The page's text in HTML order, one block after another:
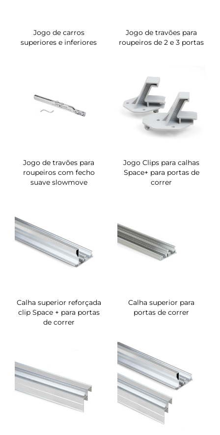
Jogo de carros
superiores e inferiores
Jogo de travões para
roupeiros de 2 e 3 portas
Jogo de travões para
roupeiros com fecho
suave slowmove
Jogo Clips para calhas
Space+ para portas de
correr
Calha superior reforçada
clip Space + para portas
de correr
Calha superior para
portas de correr